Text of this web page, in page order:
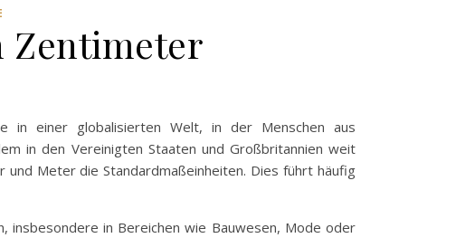
Zentimeter
in einer globalisierten Welt, in der Menschen aus
in den Vereinigten Staaten und Großbritannien weit
Meter die Standardmaßeinheiten. Dies führt häufig
insbesondere in Bereichen wie Bauwesen, Mode oder